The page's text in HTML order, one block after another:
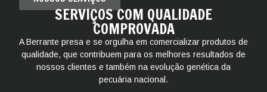
SERVIÇOS COM QUALIDADE
COMPROVADA
A Berrante presa e se orgulha em comercializar produtos de
qualidade, que contribuem para os melhores resultados de
nossos clientes e também na evolução genética da
pecuária nacional.